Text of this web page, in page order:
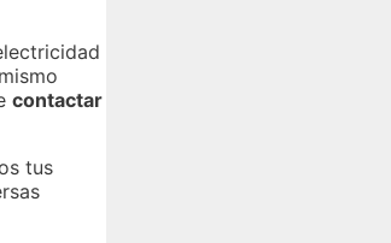
contactar
tus